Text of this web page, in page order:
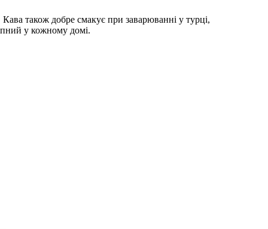
Кава також добре смакує при заварюванні у турці,
у кожному домі.